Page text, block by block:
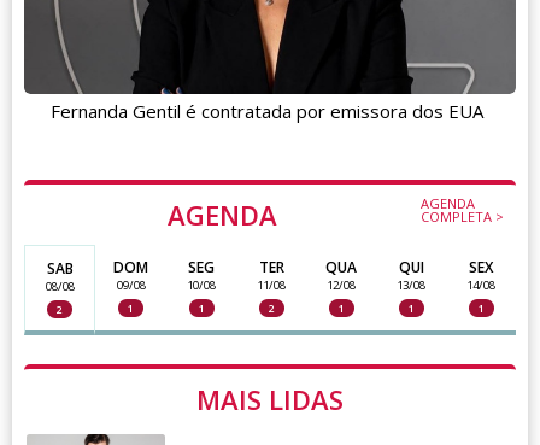
AGENDA AGENDA
COMPLETA >
SAB
08/08
2
DOM
09/08
1
SEG
10/08
1
TER
11/08
2
QUA
12/08
1
QUI
13/08
1
SEX
14/08
1
MAIS LIDAS
Fernanda Gentil é contratada por emissora dos EUA